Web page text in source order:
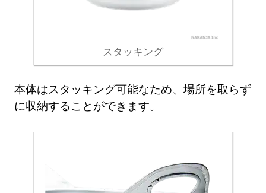
スタッキング
本体はスタッキング可能なため、場所を取らず
に収納することができます。